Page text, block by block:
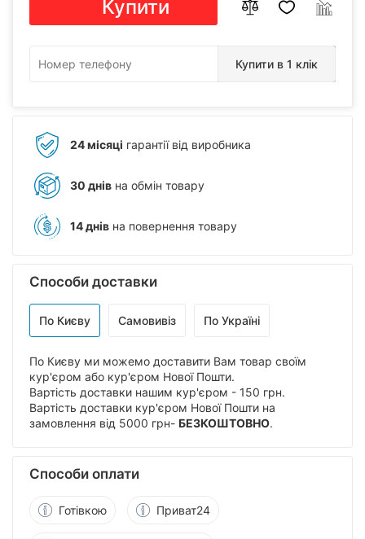
Купити
Купити в 1 клік
24 місяці гарантії від виробника
30 днів на обмін товару
14 днів на повернення товару
Способи доставки
По Києву Самовивіз По Україні
По Києву ми можемо доставити Вам товар своїм
кур'єром або кур'єром Нової Пошти.
Вартість доставки нашим кур'єром - 150 грн.
Вартість доставки кур'єром Нової Пошти на
замовлення від 5000 грн- БЕЗКОШТОВНО.
Способи оплати
Готівкою Приват24